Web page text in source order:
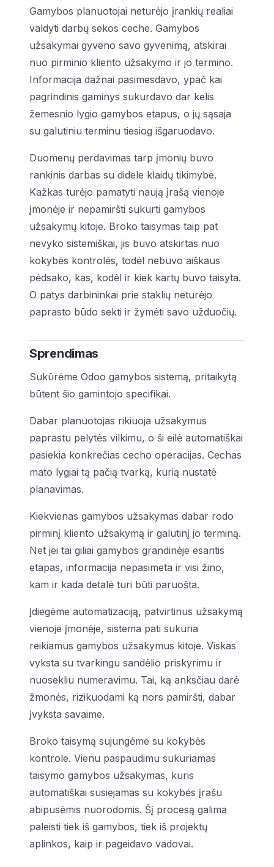
Gamybos planuotojai neturėjo įrankių realiai
valdyti darbų sekos ceche. Gamybos
užsakymai gyveno savo gyvenimą, atskirai
nuo pirminio kliento užsakymo ir jo termino.
Informacija dažnai pasimesdavo, ypač kai
pagrindinis gaminys sukurdavo dar kelis
žemesnio lygio gamybos etapus, o jų sąsaja
su galutiniu terminu tiesiog išgaruodavo.
Duomenų perdavimas tarp įmonių buvo
rankinis darbas su didele klaidų tikimybe.
Kažkas turėjo pamatyti naują įrašą vienoje
įmonėje ir nepamiršti sukurti gamybos
užsakymų kitoje. Broko taisymas taip pat
nevyko sistemiškai, jis buvo atskirtas nuo
kokybės kontrolės, todėl nebuvo aiškaus
pėdsako, kas, kodėl ir kiek kartų buvo taisyta.
O patys darbininkai prie staklių neturėjo
paprasto būdo sekti ir žymėti savo užduočių.
Sprendimas
Sukūrėme Odoo gamybos sistemą, pritaikytą
būtent šio gamintojo specifikai.
Dabar planuotojas rikiuoja užsakymus
paprastu pelytės vilkimu, o ši eilė automatiškai
pasiekia konkrečias cecho operacijas. Cechas
mato lygiai tą pačią tvarką, kurią nustatė
planavimas.
Kiekvienas gamybos užsakymas dabar rodo
pirminį kliento užsakymą ir galutinį jo terminą.
Net jei tai giliai gamybos grandinėje esantis
etapas, informacija nepasimeta ir visi žino,
kam ir kada detalė turi būti paruošta.
Įdiegėme automatizaciją, patvirtinus užsakymą
vienoje įmonėje, sistema pati sukuria
reikiamus gamybos užsakymus kitoje. Viskas
vyksta su tvarkingu sandėlio priskyrimu ir
nuosekliu numeravimu. Tai, ką anksčiau darė
žmonės, rizikuodami ką nors pamiršti, dabar
įvyksta savaime.
Broko taisymą sujungėme su kokybės
kontrole. Vienu paspaudimu sukuriamas
taisymo gamybos užsakymas, kuris
automatiškai susiejamas su kokybės įrašu
abipusėmis nuorodomis. Šį procesą galima
paleisti tiek iš gamybos, tiek iš projektų
aplinkos, kaip ir pageidavo vadovai.